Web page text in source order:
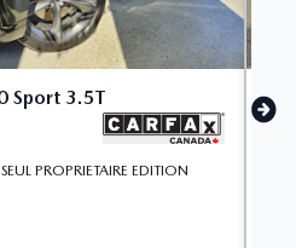
Sport 3.5T
PROPRIETAIRE EDITION